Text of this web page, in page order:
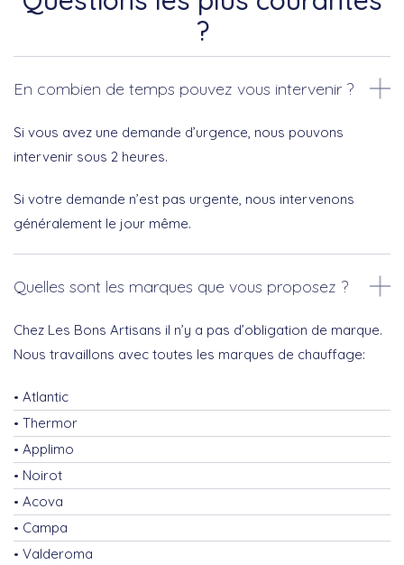
?
En combien de temps pouvez vous intervenir ?
Si vous avez une demande d’urgence, nous pouvons
intervenir sous 2 heures.
Si votre demande n’est pas urgente, nous intervenons
généralement le jour même.
Quelles sont les marques que vous proposez ?
Chez Les Bons Artisans il n’y a pas d’obligation de marque.
Nous travaillons avec toutes les marques de chauffage:
Atlantic
Thermor
Applimo
Noirot
Acova
Campa
Valderoma